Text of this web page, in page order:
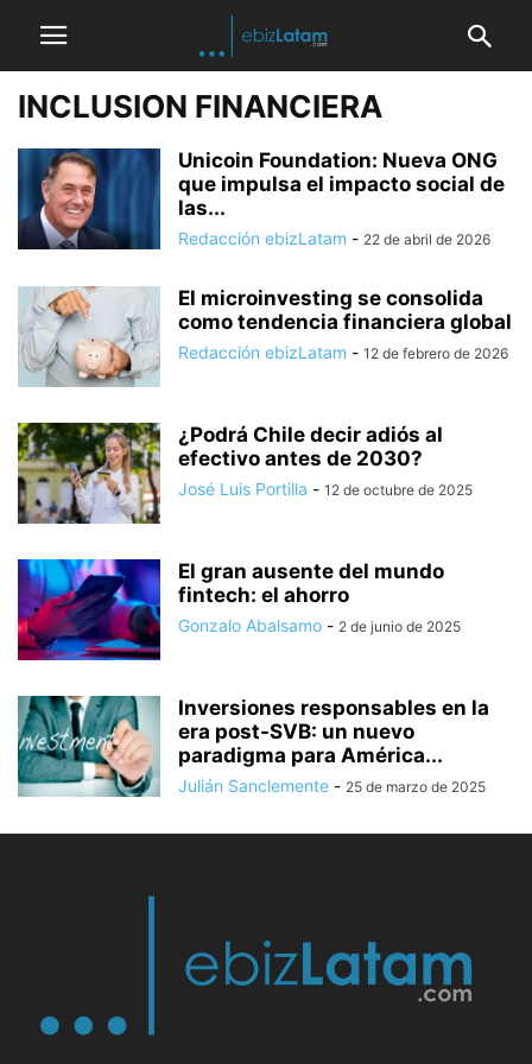
INCLUSION FINANCIERA
Unicoin Foundation: Nueva ONG
que impulsa el impacto social de
las...
Redacción ebizLatam - 22 de abril de 2026
El microinvesting se consolida
como tendencia financiera global
Redacción ebizLatam - 12 de febrero de 2026
¿Podrá Chile decir adiós al
efectivo antes de 2030?
José Luis Portilla - 12 de octubre de 2025
El gran ausente del mundo
fintech: el ahorro
Gonzalo Abalsamo - 2 de junio de 2025
Inversiones responsables en la
era post-SVB: un nuevo
paradigma para América...
Julián Sanclemente - 25 de marzo de 2025